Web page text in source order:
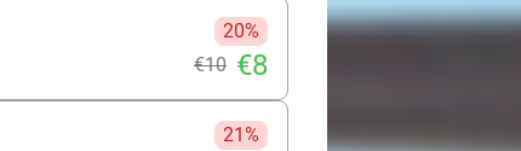
20%
€10 €8
21%